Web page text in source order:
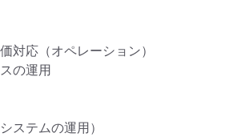
価対応（オペレーション）
の運用
ステムの運用）